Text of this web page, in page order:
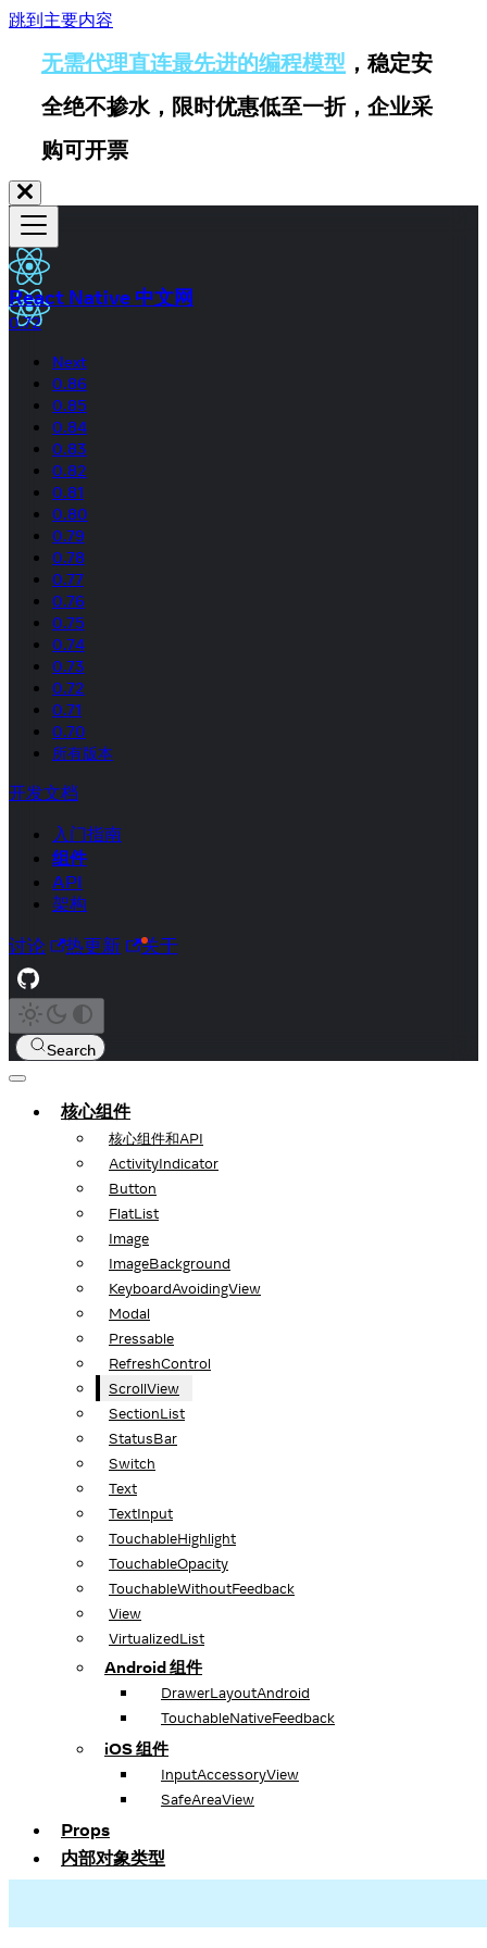
跳到主要内容
无需代理直连最先进的编程模型 ，稳定安
全绝不掺水，限时优惠低至一折，企业采
购可开票
React Native 中文网
0.72
Next
0.86
0.85
0.84
0.83
0.82
0.81
0.80
0.79
0.78
0.77
0.76
0.75
0.74
0.73
0.72
0.71
0.70
所有版本
开发文档
入门指南
组件
API
架构
讨论 热更新 关于
Search
核心组件
核心组件和API
ActivityIndicator
Button
FlatList
Image
ImageBackground
KeyboardAvoidingView
Modal
Pressable
RefreshControl
ScrollView
SectionList
StatusBar
Switch
Text
TextInput
TouchableHighlight
TouchableOpacity
TouchableWithoutFeedback
View
VirtualizedList
Android 组件
DrawerLayoutAndroid
TouchableNativeFeedback
iOS 组件
InputAccessoryView
SafeAreaView
Props
内部对象类型